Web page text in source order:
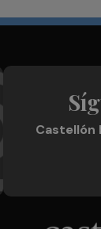
Castellón